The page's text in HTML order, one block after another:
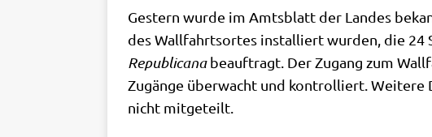
Gestern wur­de im Amts­blatt der Lan­des
des Wall­fahrts­or­tes instal­liert wur­den, die
Repu­bli­ca­nabeauf­tragt. Der Zugang zum
Zugän­ge über­wacht und kon­trol­liert. Wei­te­re
nicht mitgeteilt.